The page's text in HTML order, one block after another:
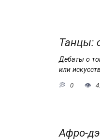
Танцы:
Дебаты о
или
0
Афро-